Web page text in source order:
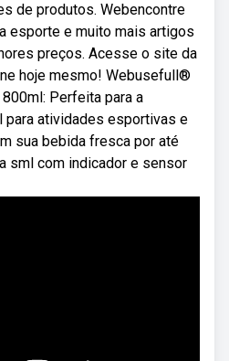
de produtos. Webencontre
esporte e muito mais artigos
preços. Acesse o site da
hoje mesmo! Webusefull®
Perfeita para a
para atividades esportivas e
sua bebida fresca por até
sml com indicador e sensor